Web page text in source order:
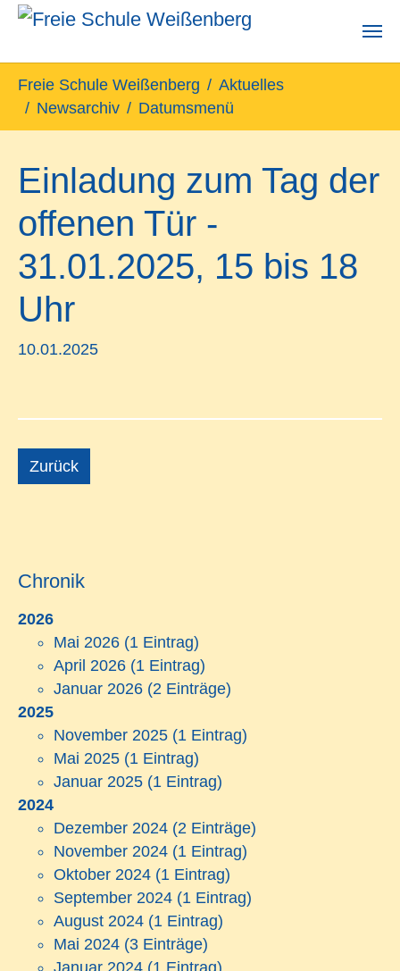
Freie Schule Weißenberg
Aktuelles
Newsarchiv
Datumsmenü
Einladung zum Tag der
offenen Tür -
31.01.2025, 15 bis 18
Uhr
10.01.2025
Zurück
Chronik
2026
Mai 2026 (1 Eintrag)
April 2026 (1 Eintrag)
Januar 2026 (2 Einträge)
2025
November 2025 (1 Eintrag)
Mai 2025 (1 Eintrag)
Januar 2025 (1 Eintrag)
2024
Dezember 2024 (2 Einträge)
November 2024 (1 Eintrag)
Oktober 2024 (1 Eintrag)
September 2024 (1 Eintrag)
August 2024 (1 Eintrag)
Mai 2024 (3 Einträge)
Januar 2024 (1 Eintrag)